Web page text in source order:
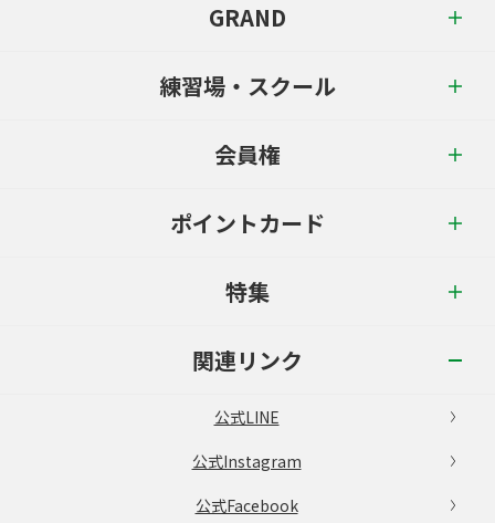
GRAND
練習場・スクール
会員権
ポイントカード
特集
関連リンク
公式LINE
公式Instagram
公式Facebook